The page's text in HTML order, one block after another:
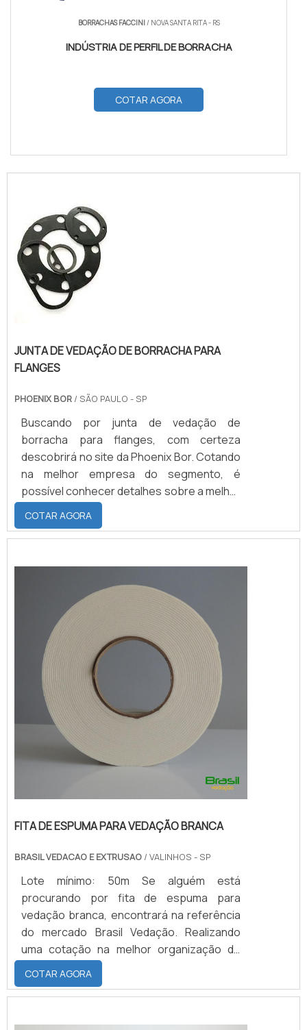
BORRACHAS FACCINI/ NOVA SANTA RITA - RS
INDÚSTRIA DE PERFIL DE BORRACHA
COTAR AGORA
JUNTA DE VEDAÇÃO DE BORRACHA PARA
FLANGES
PHOENIX BOR / SÃO PAULO - SP
Buscando por junta de vedação de
borracha para flanges, com certeza
descobrirá no site da Phoenix Bor. Cotando
na melhor empresa do segmento, é
possível conhecer detalhes sobre a melhor
em qualidade e custo-benefício.Quando o
desejo é por junta de vedação de borracha
para flanges, com os profissionais da
mercado nos requisitos, especificações e,
principalmen...
COTAR AGORA
FITA DE ESPUMA PARA VEDAÇÃO BRANCA
BRASIL VEDACAO E EXTRUSAO / VALINHOS - SP
Lote mínimo: 50m Se alguém está
procurando por fita de espuma para
vedação branca, encontrará na referência
do mercado Brasil Vedação. Realizando
uma cotação na melhor organização do
ramo e descobrindo a maior referência de
qualidade da área de atuação.Quando a
busca é por fita de espuma para vedação
COTAR AGORA